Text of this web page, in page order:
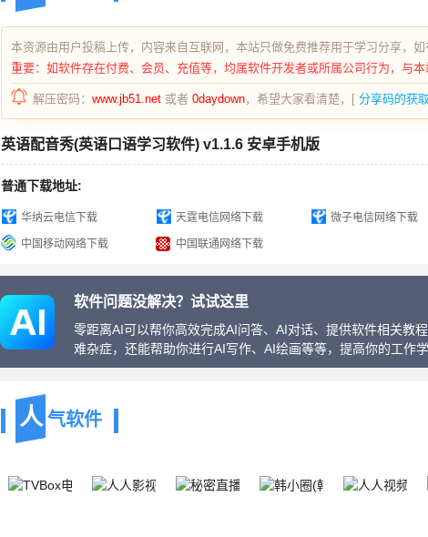
本资源由用户投稿上传，内容来自互联网，本站只做免费推荐用于学习分享，
重要：如软件存在付费、会员、充值等，均属软件开发者或所属公司行为，与
解压密码： www.jb51.net 或者 0daydown，希望大家看清楚，[ 分享码的获
英语配音秀(英语口语学习软件) v1.1.6 安卓手机版
普通下载地址:
华纳云电信下载 天霆电信网络下载 微子电信网络下载
中国移动网络下载 中国联通网络下载
软件问题没解决？试试这里
零距离AI可以帮你高效完成AI问答、AI对话、提供软件相关教
难杂症，还能帮助你进行AI写作、AI绘画等等，提高你的工作
人 气软件